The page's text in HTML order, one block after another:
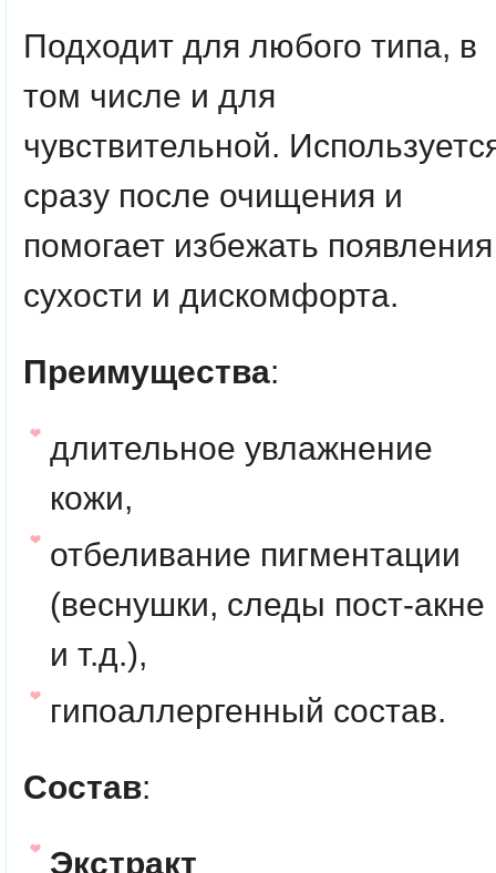
Подходит для любого типа, в
том числе и для
чувствительной.
сразу после очищения и
помогает избежать появления
сухости и дискомфорта.
Преимущества:
длительное увлажнение
кожи,
отбеливание пигментации
(веснушки, следы пост-акне
и т.д.),
гипоаллергенный состав.
Состав:
Экстракт